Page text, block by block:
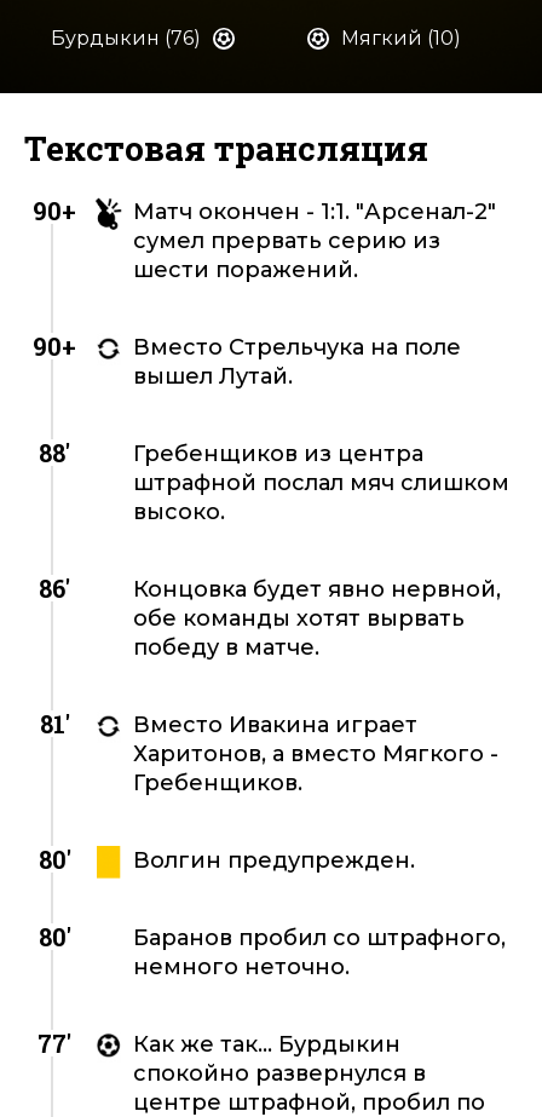
Бурдыкин (76) Мягкий (10)
Текстовая трансляция
90+
Матч окончен - 1:1. "Арсенал-2"
сумел прервать серию из
шести поражений.
90+
Вместо Стрельчука на поле
вышел Лутай.
88'
Гребенщиков из центра
штрафной послал мяч слишком
высоко.
86'
Концовка будет явно нервной,
обе команды хотят вырвать
победу в матче.
81'
Вместо Ивакина играет
Харитонов, а вместо Мягкого -
Гребенщиков.
80' Волгин предупрежден.
80'
Баранов пробил со штрафного,
немного неточно.
77'
Как же так... Бурдыкин
спокойно развернулся в
центре штрафной, пробил по